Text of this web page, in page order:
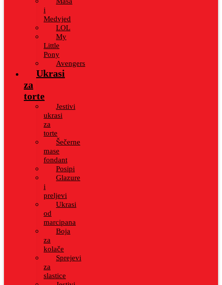
i
Medvjed
LOL
My
Little
Pony
Avengers
Ukrasi
za
torte
Jestivi
ukrasi
za
torte
Šečerne
mase
fondant
Posipi
Glazure
i
preljevi
Ukrasi
od
marcipana
Boja
za
kolače
Sprejevi
za
slastice